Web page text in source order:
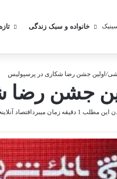
خانواده و سبک زندگی
/اولین جشن رضا شکاری در پرسپولیس
جشن رضا
اقتصاد آنلاین مطلب 1 دقیقه زمان میبرد